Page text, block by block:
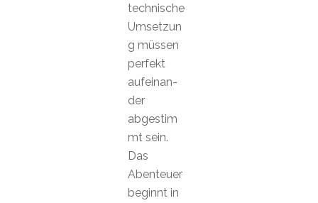
technische
Umsetzun
g müssen
perfekt
aufeinan-
der
abgestim
mt sein.
Das
Abenteuer
beginnt in